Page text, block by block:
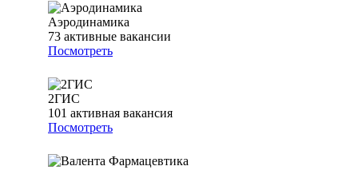
Аэродинамика
73 активные вакансии
Посмотреть
2ГИС
101 активная вакансия
Посмотреть